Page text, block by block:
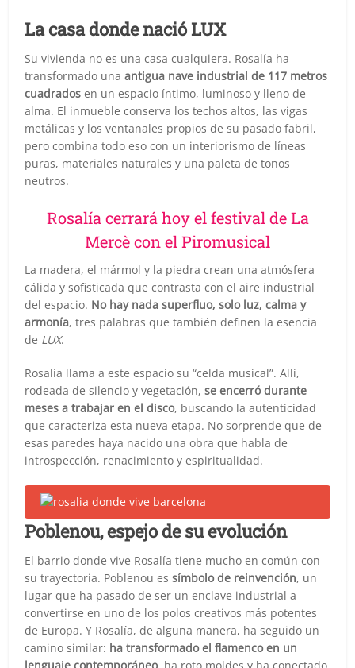
La casa donde nació LUX
Su vivienda no es una casa cualquiera. Rosalía ha
transformado unaantigua nave industrial de 117 metros
cuadrados en un espacio íntimo, luminoso y lleno de
alma. El inmueble conserva los techos altos, las vigas
metálicas y los ventanales propios de su pasado fabril,
pero combina todo eso con un interiorismo de líneas
puras, materiales naturales y una paleta de tonos
neutros.
Rosalía cerrará hoy el festival de La
Mercè con el Piromusical
La madera, el mármol y la piedra crean una atmósfera
cálida y sofisticada que contrasta con el aire industrial
del espacio. No hay nada superfluo, solo luz, calma y
armonía, tres palabras que también definen la esencia
de LUX.
Rosalía llama a este espacio su “celda musical”. Allí,
rodeada de silencio y vegetación,se encerró durante
meses a trabajar en el disco, buscando la autenticidad
que caracteriza esta nueva etapa. No sorprende que de
esas paredes haya nacido una obra que habla de
introspección, renacimiento y espiritualidad.
Poblenou, espejo de su evolución
El barrio donde vive Rosalía tiene mucho en común con
su trayectoria. Poblenou essímbolo de reinvención, un
lugar que ha pasado de ser un enclave industrial a
convertirse en uno de los polos creativos más potentes
de Europa. Y Rosalía, de alguna manera, ha seguido un
camino similar: ha transformado el flamenco en un